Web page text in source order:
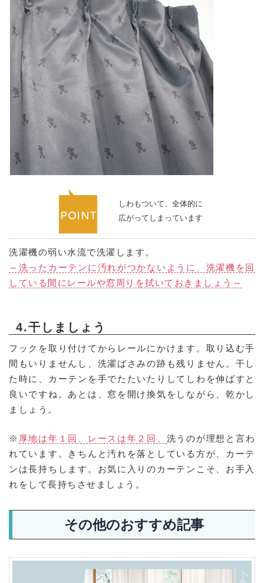
しわもついて、全体的に
広がってしまっています
洗濯機の弱い水流で洗濯します。
～洗ったカーテンに汚れがつかないように、洗濯機を回
している間にレールや窓周りを拭いておきましょう～
4.干しましょう
フックを取り付けてからレールにかけます。取り込む手
間もいりませんし、洗濯ばさみの跡も残りません。干し
た時に、カーテンを手でたたいたりしてしわを伸ばすと
良いですね。あとは、窓を開け換気をしながら、乾かし
ましょう。
※ 厚地は年１回、レースは年２回、 洗うのが理想と言わ
れています。きちんと汚れを落としている方が、カーテ
ンは長持ちします。お気に入りのカーテンこそ、お手入
れをして長持ちさせましょう。
その他のおすすめ記事